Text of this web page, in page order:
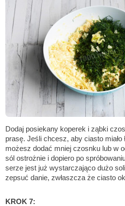
Dodaj posiekany koperek i ząbki
prasę. Jeśli chcesz, aby ciasto miało
możesz dodać mniej czosnku lub w
sól ostrożnie i dopiero po
serze jest już wystarczająco dużo
zepsuć danie, zwłaszcza że ciasto
KROK 7: